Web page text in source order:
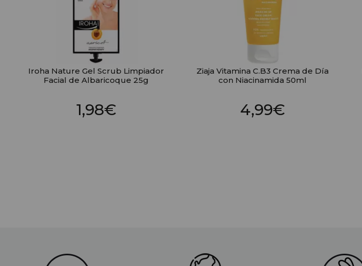
Iroha Nature Gel Scrub Limpiador
Facial de Albaricoque 25g
1,98€
Ziaja Vitamina C.B3 Crema de Día
con Niacinamida 50ml
4,99€